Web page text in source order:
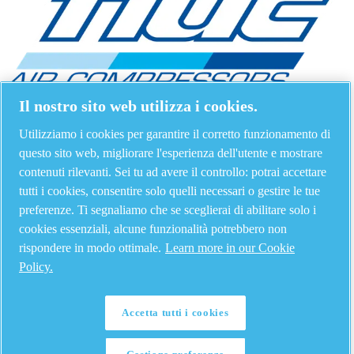
Il nostro sito web utilizza i cookies.
Utilizziamo i cookies per garantire il corretto funzionamento di
questo sito web, migliorare l'esperienza dell'utente e mostrare
contenuti rilevanti. Sei tu ad avere il controllo: potrai accettare
tutti i cookies, consentire solo quelli necessari o gestire le tue
preferenze. Ti segnaliamo che se sceglierai di abilitare solo i
cookies essenziali, alcune funzionalità potrebbero non
rispondere in modo ottimale. Learn more in our Cookie
Policy.
Accetta tutti i cookies